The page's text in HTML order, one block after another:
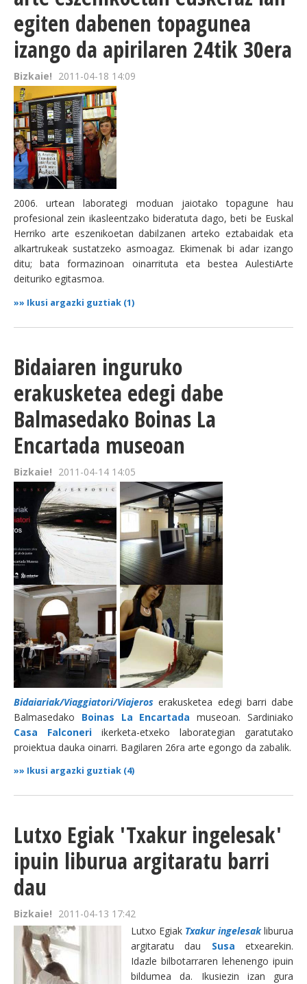
egiten dabenen topagunea
izango da apirilaren 24tik 30era
Bizkaie! 2011-04-18 14:09
2006. urtean laborategi moduan jaiotako topagune hau
profesional zein ikasleentzako bideratuta dago, beti be Euskal
Herriko arte eszenikoetan dabilzanen arteko eztabaidak eta
alkartrukeak sustatzeko asmoagaz. Ekimenak bi adar izango
ditu; bata formazinoan oinarrituta eta bestea AulestiArte
deituriko egitasmoa.
»» Ikusi argazki guztiak (1)
Bidaiaren inguruko
erakusketea edegi dabe
Balmasedako Boinas La
Encartada museoan
Bizkaie! 2011-04-14 14:05
Bidaiariak/Viaggiatori/Viajeros erakusketea edegi barri dabe
Balmasedako Boinas La Encartada museoan. Sardiniako
Casa Falconeri ikerketa-etxeko laborategian garatutako
proiektua dauka oinarri. Bagilaren 26ra arte egongo da zabalik.
»» Ikusi argazki guztiak (4)
Lutxo Egiak 'Txakur ingelesak'
ipuin liburua argitaratu barri
dau
Bizkaie! 2011-04-13 17:42
Lutxo Egiak Txakur ingelesakliburua
argitaratu dau Susa etxearekin.
Idazle bilbotarraren lehenengo ipuin
bildumea da. Ikusiezin izan gura